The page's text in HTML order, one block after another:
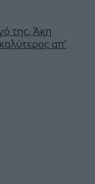
της, Άκη
απ’